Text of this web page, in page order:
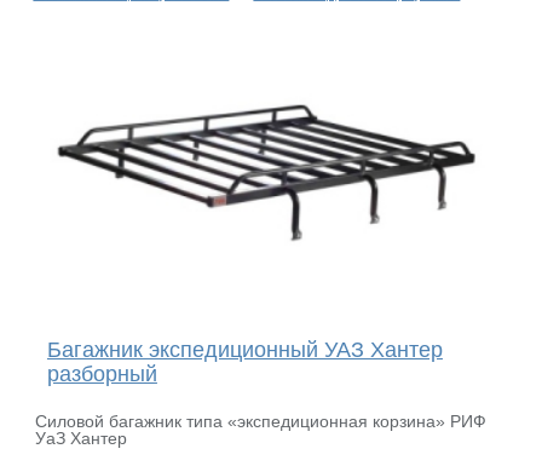
Багажник экспедиционный УАЗ Хантер
разборный
Силовой багажник типа «экспедиционная корзина» РИФ
УаЗ Хантер